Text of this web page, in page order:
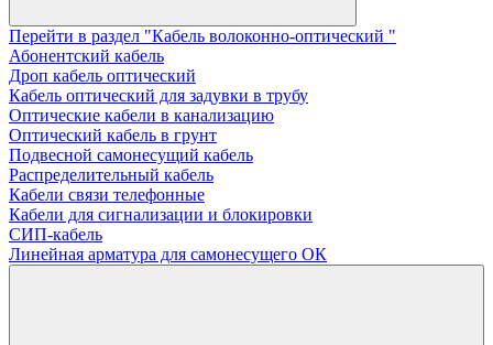
Перейти в раздел "Кабель волоконно-оптический "
Абонентский кабель
Дроп кабель оптический
Кабель оптический для задувки в трубу
Оптические кабели в канализацию
Оптический кабель в грунт
Подвесной самонесущий кабель
Распределительный кабель
Кабели связи телефонные
Кабели для сигнализации и блокировки
СИП-кабель
Линейная арматура для самонесущего ОК